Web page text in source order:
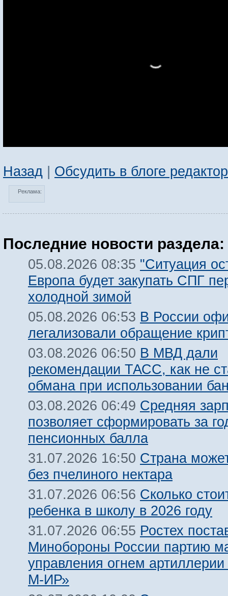
Назад | Обсудить в блоге
Реклама:
Последние новости раздела:
05.08.2026 08:35 "Ситуация
Европа будет закупать СПГ
холодной зимой
05.08.2026 06:53 В России
легализовали обращение
03.08.2026 06:50 В МВД дали
рекомендации ТАСС, как не
обмана при использовании
03.08.2026 06:49 Средняя
позволяет сформировать за
пенсионных балла
31.07.2026 16:50 Страна
без пчелиного нектара
31.07.2026 06:56 Сколько
ребенка в школу в 2026 году
31.07.2026 06:55 Ростех
Минобороны России партию
управления огнем
М-ИР»